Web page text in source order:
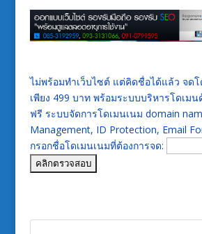
ไม่พร้อมทำเว็บไซต์ แต่คิดชื่อได้แล้ว จดโ
เพียง 499 บาท พร้อมระบบบริหารโดเม
ฟรี ระบบจัดการโดเมนเนม domain
Management, ID Protection, Email
กรอกชื่อโดเมนเนมที่ต้องการจด: